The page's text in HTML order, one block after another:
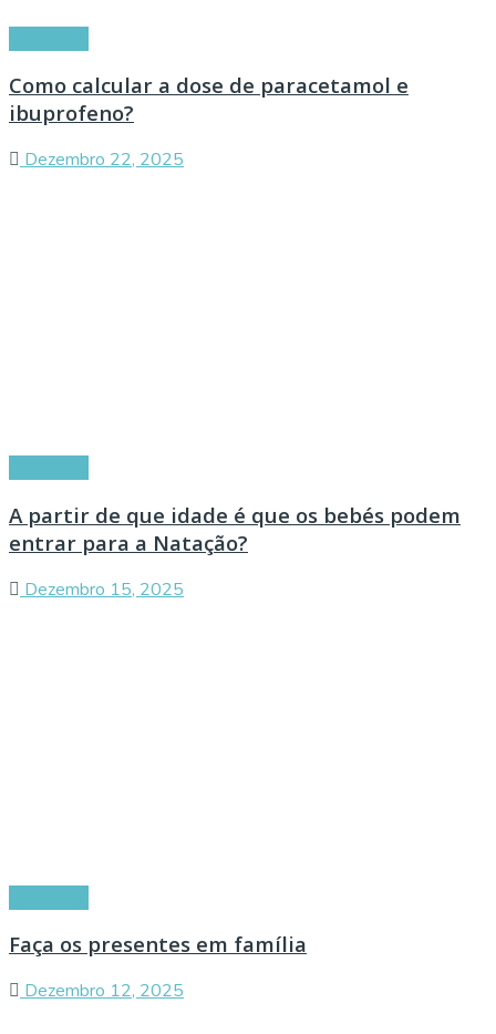
Como calcular a dose de paracetamol e
ibuprofeno?
Dezembro 22, 2025
A partir de que idade é que os bebés podem
entrar para a Natação?
Dezembro 15, 2025
Faça os presentes em família
Dezembro 12, 2025